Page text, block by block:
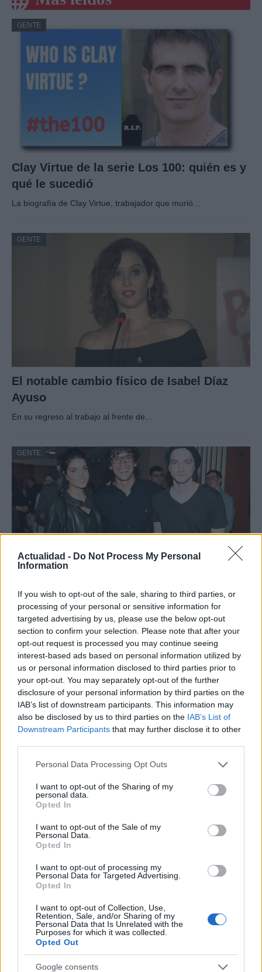
Actualidad - Do Not Process My Personal
Information
If you wish to opt-out of the sale, sharing to third parties, or
processing of your personal or sensitive information for
targeted advertising by us, please use the below opt-out
section to confirm your selection. Please note that after your
opt-out request is processed you may continue seeing
interest-based ads based on personal information utilized by
us or personal information disclosed to third parties prior to
your opt-out. You may separately opt-out of the further
disclosure of your personal information by third parties on the
IAB’s list of downstream participants. This information may
also be disclosed by us to third parties on the IAB’s List of
Downstream Participants that may further disclose it to other
Please note that this website/app uses one or more Google
not limited to your visit or usage behaviour. You may click to
grant or deny consent to Google and its third-party tags to
use your data for below specified purposes in below Google
consent section.
Personal Data Processing Opt Outs
I want to opt-out of the Sharing of my
personal data.
Opted In
I want to opt-out of the Sale of my
Personal Data.
Opted In
I want to opt-out of processing my
Personal Data for Targeted Advertising.
Opted In
I want to opt-out of Collection, Use,
Retention, Sale, and/or Sharing of my
Personal Data that Is Unrelated with the
Purposes for which it was collected.
Opted Out
Google consents
GENTE
Clay Virtue de la serie Los 100: quién es y
qué le sucedió
La biografía de Clay Virtue, trabajador que murió…
GENTE
El notable cambio físico de Isabel Díaz
Ayuso
En su regreso al trabajo al frente de…
GENTE
¿Quién es Chad Boyce?: cómo murió
durante la serie Los 100
La biografía de Chad Boyce que había muerto…
GENTE
Hijo de Javier Gutiérrez: un campeón con
capacidades especiales
El hijo del actor Javier Gutiérrez, es Mateo,…
GENTE